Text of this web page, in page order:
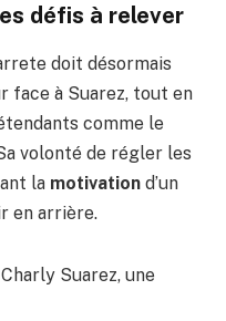
défis à relever
doit désormais
à Suarez, tout en
comme le
volonté de régler les
la motivation d’un
en arrière.
Suarez, une